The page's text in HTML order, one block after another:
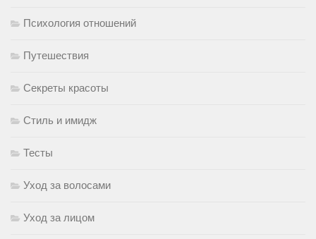
Психология отношений
Путешествия
Секреты красоты
Стиль и имидж
Тесты
Уход за волосами
Уход за лицом